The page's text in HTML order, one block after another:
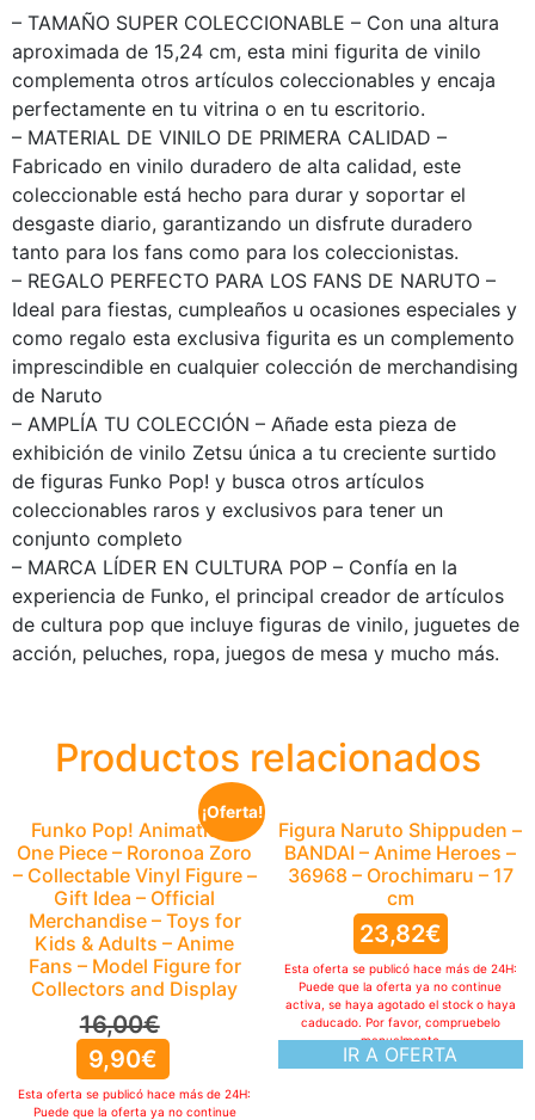
– TAMAÑO SUPER COLECCIONABLE – Con una altura
aproximada de 15,24 cm, esta mini figurita de vinilo
complementa otros artículos coleccionables y encaja
perfectamente en tu vitrina o en tu escritorio.
– MATERIAL DE VINILO DE PRIMERA CALIDAD –
Fabricado en vinilo duradero de alta calidad, este
coleccionable está hecho para durar y soportar el
desgaste diario, garantizando un disfrute duradero
tanto para los fans como para los coleccionistas.
– REGALO PERFECTO PARA LOS FANS DE NARUTO –
Ideal para fiestas, cumpleaños u ocasiones especiales y
como regalo esta exclusiva figurita es un complemento
imprescindible en cualquier colección de merchandising
de Naruto
– AMPLÍA TU COLECCIÓN – Añade esta pieza de
exhibición de vinilo Zetsu única a tu creciente surtido
de figuras Funko Pop! y busca otros artículos
coleccionables raros y exclusivos para tener un
conjunto completo
– MARCA LÍDER EN CULTURA POP – Confía en la
experiencia de Funko, el principal creador de artículos
de cultura pop que incluye figuras de vinilo, juguetes de
acción, peluches, ropa, juegos de mesa y mucho más.
Productos relacionados
¡Oferta!
Funko Pop! Animation:
One Piece – Roronoa Zoro
– Collectable Vinyl Figure –
Gift Idea – Official
Merchandise – Toys for
Kids & Adults – Anime
Fans – Model Figure for
Collectors and Display
16,00€
9,90€
Esta oferta se publicó hace más de 24H:
Puede que la oferta ya no continue
Figura Naruto Shippuden –
BANDAI – Anime Heroes –
36968 – Orochimaru – 17
cm
23,82€
IR A OFERTA
Esta oferta se publicó hace más de 24H:
Puede que la oferta ya no continue
activa, se haya agotado el stock o haya
caducado. Por favor, compruebelo
manualmente